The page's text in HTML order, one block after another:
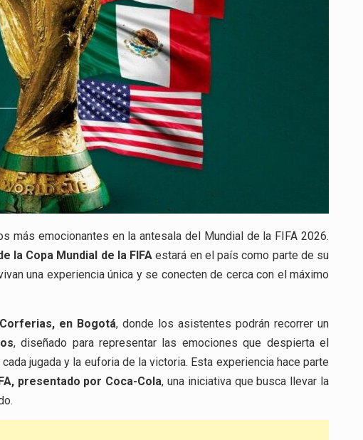
más emocionantes en la antesala del Mundial de la FIFA 2026.
la Copa Mundial de la FIFA estará en el país como parte de su
una experiencia única y se conecten de cerca con el máximo
en Bogotá, donde los asistentes podrán recorrer un
, diseñado para representar las emociones que despierta el
jugada y la euforia de la victoria. Esta experiencia hace parte
presentado por Coca-Cola, una iniciativa que busca llevar la